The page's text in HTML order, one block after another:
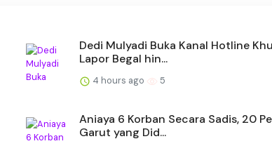
Dedi Mulyadi Buka Kanal Hotline
Lapor Begal hin...
4 hours ago 5
Aniaya 6 Korban Secara Sadis, 20
Garut yang Did...